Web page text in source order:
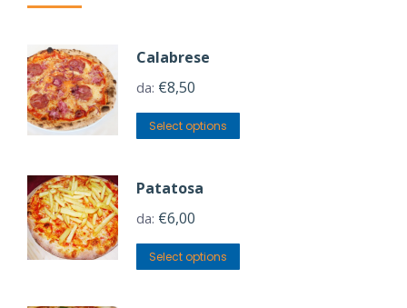
Calabrese
da: €8,50
Select options
Patatosa
da: €6,00
Select options